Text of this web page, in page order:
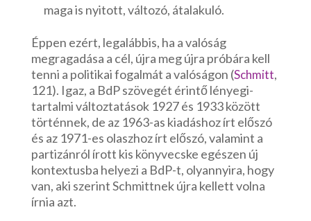
maga is nyitott, változó, átalakuló.
Éppen ezért, legalábbis, ha a valóság
megragadása a cél, újra meg újra próbára kell
tenni a politikai fogalmát a valóságon (Schmitt,
121). Igaz, a BdP szövegét érintő lényegi-
tartalmi változtatások 1927 és 1933 között
történnek, de az 1963-as kiadáshoz írt előszó
és az 1971-es olaszhoz írt előszó, valamint a
partizánról írott kis könyvecske egészen új
kontextusba helyezi a BdP-t, olyannyira, hogy
van, aki szerint Schmittnek újra kellett volna
írnia azt.